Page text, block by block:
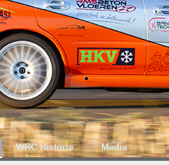
WRC Historie Media